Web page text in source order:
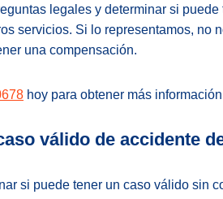
legales y determinar si
servicios. Si lo representamos, no
una compensación.
hoy para obtener más
válido de accidente
si puede tener un caso válido sin